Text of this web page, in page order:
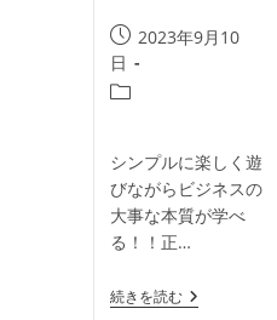
投
稿
公
2023年9月10
日
投
テ
ゴ
リ
ー:
シンプルに楽しく遊
びながらビジネスの
大事な本質が学べ
る！！正…
続きを読むお
客